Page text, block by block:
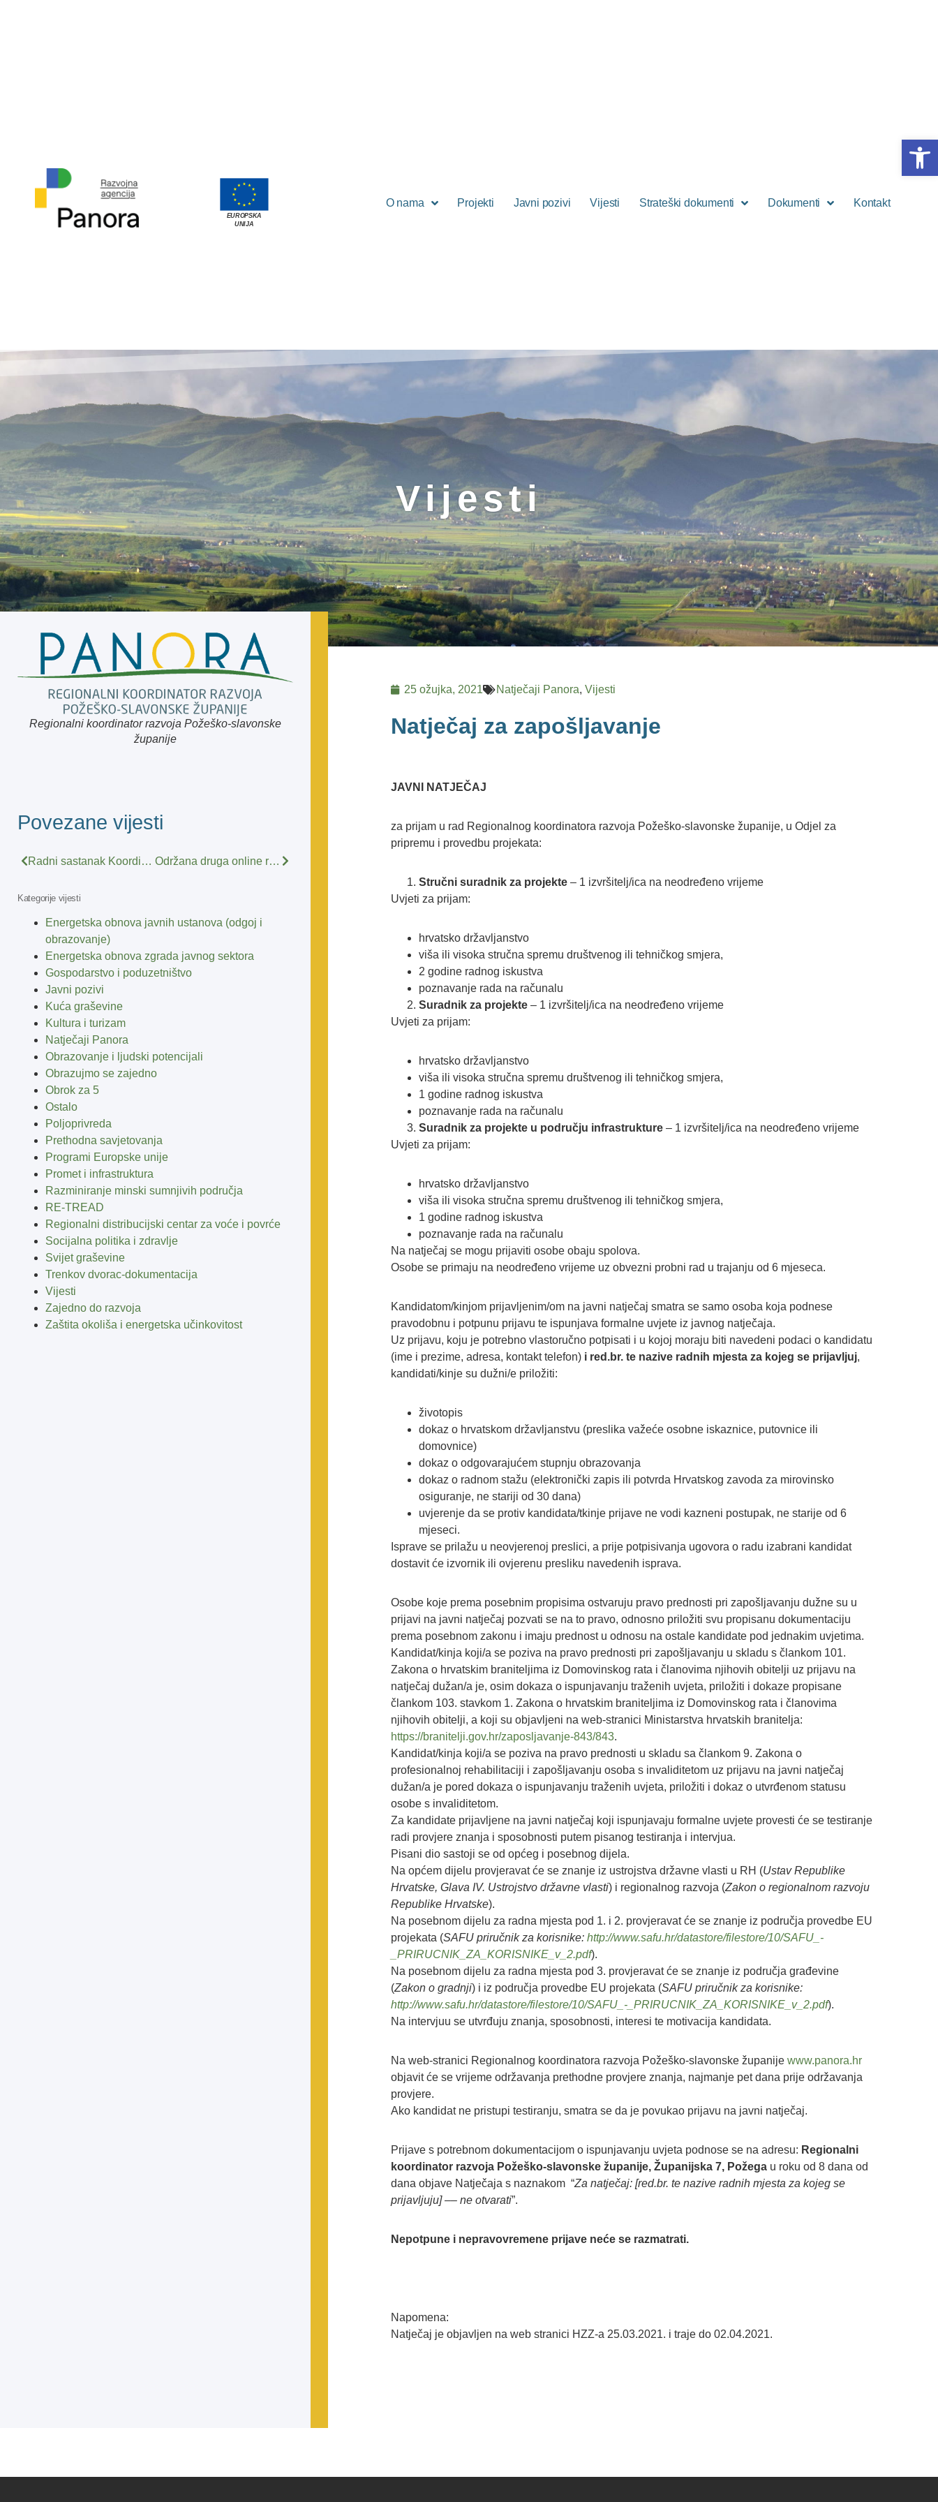
EUROPSKA
UNIJA
O nama Projekti Javni pozivi Vijesti Strateški dokumenti Dokumenti Kontakt
Vijesti
Regionalni koordinator razvoja Požeško-slavonske
županije
Povezane vijesti
Radni sastanak Koordinacije regionalnih koordinatora Održana druga online radionica Radnih timova za izradu Plana razvoja Požeško-slavonske županije
Kategorije vijesti
Energetska obnova javnih ustanova (odgoj i
obrazovanje)
Energetska obnova zgrada javnog sektora
Gospodarstvo i poduzetništvo
Javni pozivi
Kuća graševine
Kultura i turizam
Natječaji Panora
Obrazovanje i ljudski potencijali
Obrazujmo se zajedno
Obrok za 5
Ostalo
Poljoprivreda
Prethodna savjetovanja
Programi Europske unije
Promet i infrastruktura
Razminiranje minski sumnjivih područja
RE-TREAD
Regionalni distribucijski centar za voće i povrće
Socijalna politika i zdravlje
Svijet graševine
Trenkov dvorac-dokumentacija
Vijesti
Zajedno do razvoja
Zaštita okoliša i energetska učinkovitost
25 ožujka, 2021 Natječaji Panora,Vijesti
Natječaj za zapošljavanje
JAVNI NATJEČAJ
za prijam u rad Regionalnog koordinatora razvoja Požeško-slavonske županije, u Odjel za
pripremu i provedbu projekata:
Stručni suradnik za projekte– 1 izvršitelj/ica na neodređeno vrijeme
Uvjeti za prijam:
hrvatsko državljanstvo
viša ili visoka stručna spremu društvenog ili tehničkog smjera,
2 godine radnog iskustva
poznavanje rada na računalu
Suradnik za projekte– 1 izvršitelj/ica na neodređeno vrijeme
Uvjeti za prijam:
hrvatsko državljanstvo
viša ili visoka stručna spremu društvenog ili tehničkog smjera,
1 godine radnog iskustva
poznavanje rada na računalu
Suradnik za projekte u području infrastrukture– 1 izvršitelj/ica na neodređeno vrijeme
Uvjeti za prijam:
hrvatsko državljanstvo
viša ili visoka stručna spremu društvenog ili tehničkog smjera,
1 godine radnog iskustva
poznavanje rada na računalu
Na natječaj se mogu prijaviti osobe obaju spolova.
Osobe se primaju na neodređeno vrijeme uz obvezni probni rad u trajanju od 6 mjeseca.
Kandidatom/kinjom prijavljenim/om na javni natječaj smatra se samo osoba koja podnese
pravodobnu i potpunu prijavu te ispunjava formalne uvjete iz javnog natječaja.
Uz prijavu, koju je potrebno vlastoručno potpisati i u kojoj moraju biti navedeni podaci o kandidatu
(ime i prezime, adresa, kontakt telefon) i red.br. te nazive radnih mjesta za kojeg se prijavljuj,
kandidati/kinje su dužni/e priložiti:
životopis
dokaz o hrvatskom državljanstvu (preslika važeće osobne iskaznice, putovnice ili
domovnice)
dokaz o odgovarajućem stupnju obrazovanja
dokaz o radnom stažu (elektronički zapis ili potvrda Hrvatskog zavoda za mirovinsko
osiguranje, ne stariji od 30 dana)
uvjerenje da se protiv kandidata/tkinje prijave ne vodi kazneni postupak, ne starije od 6
mjeseci.
Isprave se prilažu u neovjerenoj preslici, a prije potpisivanja ugovora o radu izabrani kandidat
dostavit će izvornik ili ovjerenu presliku navedenih isprava.
Osobe koje prema posebnim propisima ostvaruju pravo prednosti pri zapošljavanju dužne su u
prijavi na javni natječaj pozvati se na to pravo, odnosno priložiti svu propisanu dokumentaciju
prema posebnom zakonu i imaju prednost u odnosu na ostale kandidate pod jednakim uvjetima.
Kandidat/kinja koji/a se poziva na pravo prednosti pri zapošljavanju u skladu s člankom 101.
Zakona o hrvatskim braniteljima iz Domovinskog rata i članovima njihovih obitelji uz prijavu na
natječaj dužan/a je, osim dokaza o ispunjavanju traženih uvjeta, priložiti i dokaze propisane
člankom 103. stavkom 1. Zakona o hrvatskim braniteljima iz Domovinskog rata i članovima
njihovih obitelji, a koji su objavljeni na web-stranici Ministarstva hrvatskih branitelja:
https://branitelji.gov.hr/zaposljavanje-843/843.
Kandidat/kinja koji/a se poziva na pravo prednosti u skladu sa člankom 9. Zakona o
profesionalnoj rehabilitaciji i zapošljavanju osoba s invaliditetom uz prijavu na javni natječaj
dužan/a je pored dokaza o ispunjavanju traženih uvjeta, priložiti i dokaz o utvrđenom statusu
osobe s invaliditetom.
Za kandidate prijavljene na javni natječaj koji ispunjavaju formalne uvjete provesti će se testiranje
radi provjere znanja i sposobnosti putem pisanog testiranja i intervjua.
Pisani dio sastoji se od općeg i posebnog dijela.
Na općem dijelu provjeravat će se znanje iz ustrojstva državne vlasti u RH (Ustav Republike
Hrvatske, Glava IV. Ustrojstvo državne vlasti) i regionalnog razvoja (Zakon o regionalnom razvoju
Republike Hrvatske).
Na posebnom dijelu za radna mjesta pod 1. i 2. provjeravat će se znanje iz područja provedbe EU
projekata (SAFU priručnik za korisnike:http://www.safu.hr/datastore/filestore/10/SAFU_-
_PRIRUCNIK_ZA_KORISNIKE_v_2.pdf).
Na posebnom dijelu za radna mjesta pod 3. provjeravat će se znanje iz područja građevine
(Zakon o gradnji) i iz područja provedbe EU projekata (SAFU priručnik za korisnike:
http://www.safu.hr/datastore/filestore/10/SAFU_-_PRIRUCNIK_ZA_KORISNIKE_v_2.pdf).
Na intervjuu se utvrđuju znanja, sposobnosti, interesi te motivacija kandidata.
Na web-stranici Regionalnog koordinatora razvoja Požeško-slavonske županijewww.panora.hr
objavit će se vrijeme održavanja prethodne provjere znanja, najmanje pet dana prije održavanja
provjere.
Ako kandidat ne pristupi testiranju, smatra se da je povukao prijavu na javni natječaj.
Prijave s potrebnom dokumentacijom o ispunjavanju uvjeta podnose se na adresu: Regionalni
koordinator razvoja Požeško-slavonske županije, Županijska 7, Požega u roku od 8 dana od
dana objave Natječaja s naznakom “Za natječaj: [red.br. te nazive radnih mjesta za kojeg se
prijavljuju] –– ne otvarati”.
Nepotpune i nepravovremene prijave neće se razmatrati.
Napomena:
Natječaj je objavljen na web stranici HZZ-a 25.03.2021. i traje do 02.04.2021.